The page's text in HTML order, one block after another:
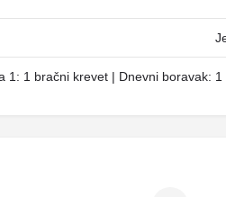
1: 1 bračni krevet | Dnevni boravak: